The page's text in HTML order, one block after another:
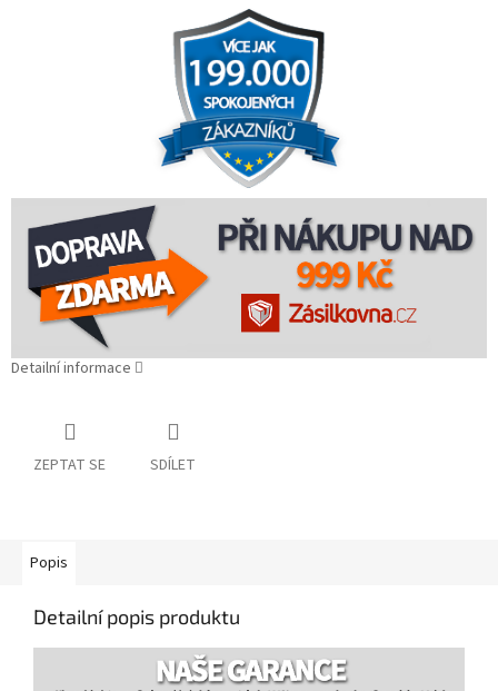
Detailní informace
ZEPTAT SE SDÍLET
Popis
Detailní popis produktu